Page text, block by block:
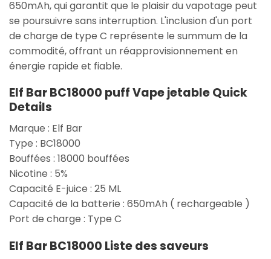
650mAh, qui garantit que le plaisir du vapotage peut
se poursuivre sans interruption. L'inclusion d'un port
de charge de type C représente le summum de la
commodité, offrant un réapprovisionnement en
énergie rapide et fiable.
Elf Bar BC18000 puff Vape jetable Quick
Details
Marque : Elf Bar
Type : BC18000
Bouffées : 18000 bouffées
Nicotine : 5%
Capacité E-juice : 25 ML
Capacité de la batterie : 650mAh ( rechargeable )
Port de charge : Type C
Elf Bar BC18000 Liste des saveurs